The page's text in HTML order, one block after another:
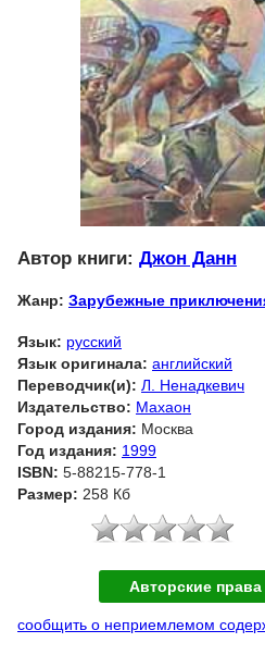
Автор книги: Джон Данн
Жанр: Зарубежные
Язык: русский
Язык оригинала: английский
Переводчик(и): Л. Ненадкевич
Издательство: Махаон
Город издания: Москва
Год издания: 1999
ISBN: 5-88215-778-1
Размер: 258 Кб
Авторские
сообщить о неприемлемом